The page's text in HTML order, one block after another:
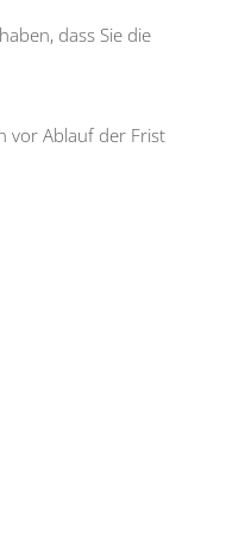
dass Sie die
vor Ablauf der Frist